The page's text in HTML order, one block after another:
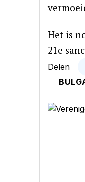
Het is
21e
Delen